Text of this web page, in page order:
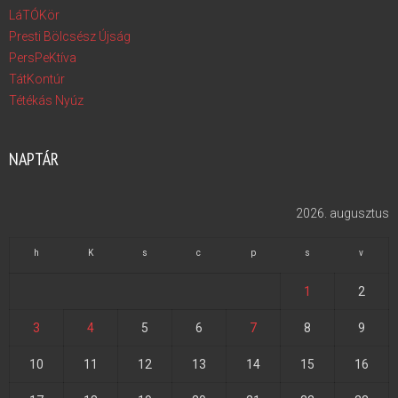
LáTÓKör
Presti Bölcsész Újság
PersPeKtíva
TátKontúr
Tétékás Nyúz
NAPTÁR
2026. augusztus
h K s c p s v
1 2
3 4 5 6 7 8 9
10 11 12 13 14 15 16